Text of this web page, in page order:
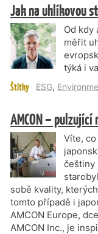
Jak na uhlíkovou
Od kdy
měřit
týká i
Štítky ESG,
AMCON –
Víte,
češtiny
sobě kvality,
tomto případě i
AMCON Europe,
AMCON Inc., je